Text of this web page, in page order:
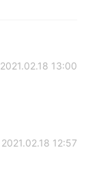
2021.02.18 13:00
2021.02.18 12:57